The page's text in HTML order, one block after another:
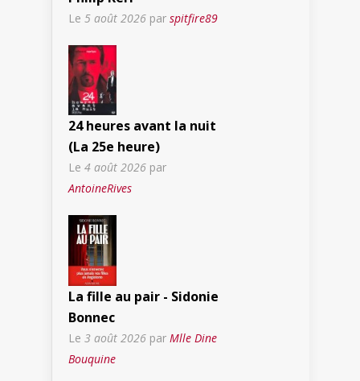
Le 5 août 2026 par spitfire89
24 heures avant la nuit
(La 25e heure)
Le 4 août 2026 par
AntoineRives
La fille au pair - Sidonie
Bonnec
Le 3 août 2026 par Mlle Dine
Bouquine